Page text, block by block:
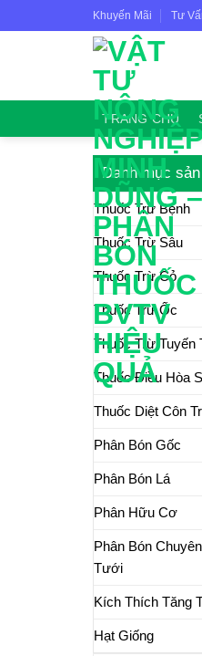
to
Khuyến Mãi Tư
TRANG CHỦ
Danh mục
Thuốc Trừ Bệnh
Thuốc Trừ Sâu
Thuốc Trừ Cỏ
Thuốc Trừ Ốc
Thuốc Trừ Tuyến
Thuốc Điều Hòa
Thuốc Diệt Côn
Phân Bón Gốc
Phân Bón Lá
Phân Hữu Cơ
Phân Bón
Tưới
Kích Thích Tăng
Hạt Giống